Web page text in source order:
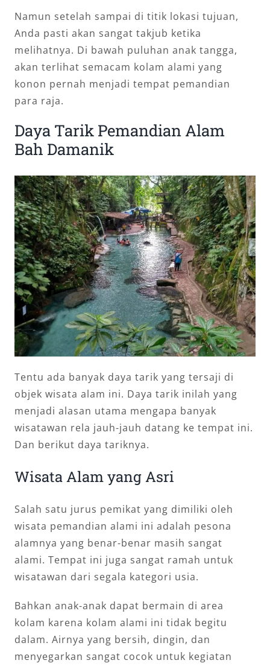
Namun setelah sampai di titik lokasi tujuan,
Anda pasti akan sangat takjub ketika
melihatnya. Di bawah puluhan anak tangga,
akan terlihat semacam kolam alami yang
konon pernah menjadi tempat pemandian
para raja.
Daya Tarik Pemandian Alam
Bah Damanik
Tentu ada banyak daya tarik yang tersaji di
objek wisata alam ini. Daya tarik inilah yang
menjadi alasan utama mengapa banyak
wisatawan rela jauh-jauh datang ke tempat ini.
Dan berikut daya tariknya.
Wisata Alam yang Asri
Salah satu jurus pemikat yang dimiliki oleh
wisata pemandian alami ini adalah pesona
alamnya yang benar-benar masih sangat
alami. Tempat ini juga sangat ramah untuk
wisatawan dari segala kategori usia.
Bahkan anak-anak dapat bermain di area
kolam karena kolam alami ini tidak begitu
dalam. Airnya yang bersih, dingin, dan
menyegarkan sangat cocok untuk kegiatan